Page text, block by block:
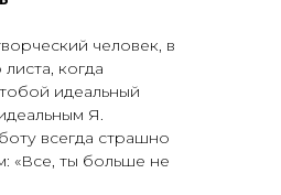
человек, в
когда
идеальный
Я.
всегда страшно
«Все, ты больше не